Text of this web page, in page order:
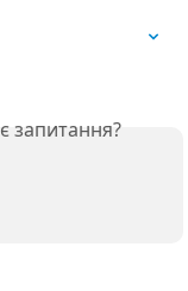
запитання?